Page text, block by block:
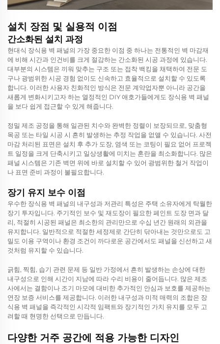
설치 장점 및 실용적 이점
간소화된 설치 과정
현대식 장식용 벽 패널의 가장 중요한 이점 중 하나는 전통적인 벽 마감재
에 비해 시간과 인건비를 크게 절감하는 간소화된 시공 과정에 있습니다.
대부분의 시스템은 끼워 맞추는 구조 또는 접착 백킹을 채택하여 전문 도
구나 광범위한 시공 경험 없이도 신속하고 효율적으로 설치할 수 있도록
합니다. 이러한 사용자 친화적인 방식은 전문 계약업자뿐 아니라 공간을
새롭게 변화시키고자 하는 열정적인 DIY 애호가들에게도 장식용 벽 패널
을 보다 쉽게 접근할 수 있게 해줍니다.
정밀 제조 공정을 통해 일관된 치수와 완벽한 정렬이 보장되므로, 맞춤형
목공 또는 타일 시공 시 흔히 발생하는 추정 작업을 없앨 수 있습니다. 사전
마감 처리된 표면은 설치 후 추가 도장, 염색 또는 코팅이 필요 없어 프로젝
트 일정을 크게 단축시키고 일상생활에 미치는 혼란을 최소화합니다. 많은
패널 시스템은 기존 벽면 위에 바로 설치할 수 있어 광범위한 철거 작업이
나 표면 준비 과정이 불필요합니다.
장기 유지 보수 이점
우수한 장식용 벽 패널의 내구성과 저관리 특성은 주택 소유자에게 탁월한
장기 투자입니다. 주기적인 보수 및 재도장이 필요한 페인트 도장 면과 달
리, 적절히 시공된 패널은 최소한의 관리만으로 수십 년간 원래의 외관을
유지합니다. 일반적으로 적절한 세정제로 간단히 닦아내는 것만으로도 고
밀도 이용 구역이나 환경 조건이 까다로운 공간에서도 패널을 신선하고 새
것처럼 유지할 수 있습니다.
긁힘, 찍힘, 습기 관련 문제 등 일반 가정에서 흔히 발생하는 손상에 대한
내구성으로 인해 시간이 지남에 따라 수리 비용이 줄어듭니다. 많은 제조
사에서는 결함이나 조기 마모에 대비한 추가적인 안심과 보호를 제공하는
연장 보증 서비스를 제공합니다. 이러한 내구성과 미적 매력의 조합은 장
식용 벽 패널을 즉각적인 시각적 임팩트와 장기적인 가치 유지를 모두 고
려할 때 현명한 선택으로 만듭니다.
다양한 거주 공간에 적용 가능한 디자인